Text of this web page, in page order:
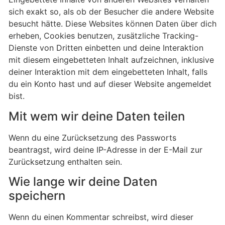
sich exakt so, als ob der Besucher die andere Website
besucht hätte. Diese Websites können Daten über dich
erheben, Cookies benutzen, zusätzliche Tracking-
Dienste von Dritten einbetten und deine Interaktion
mit diesem eingebetteten Inhalt aufzeichnen, inklusive
deiner Interaktion mit dem eingebetteten Inhalt, falls
du ein Konto hast und auf dieser Website angemeldet
bist.
Mit wem wir deine Daten teilen
Wenn du eine Zurücksetzung des Passworts
beantragst, wird deine IP-Adresse in der E-Mail zur
Zurücksetzung enthalten sein.
Wie lange wir deine Daten
speichern
Wenn du einen Kommentar schreibst, wird dieser